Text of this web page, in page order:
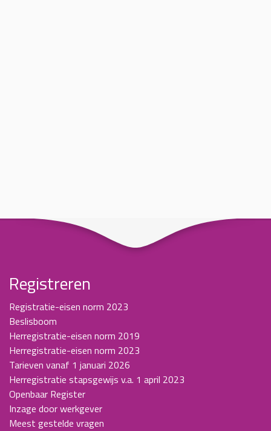
Registreren
Registratie-eisen norm 2023
Beslisboom
Herregistratie-eisen norm 2019
Herregistratie-eisen norm 2023
Tarieven vanaf 1 januari 2026
Herregistratie stapsgewijs v.a. 1 april 2023
Openbaar Register
Inzage door werkgever
Meest gestelde vragen